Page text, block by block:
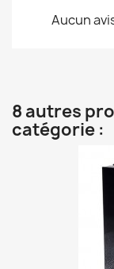
Aucun
8 autres
catégorie :